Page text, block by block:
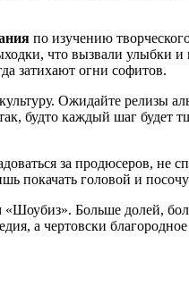
по изучению
что вызвали улыбки
затихают огни софитов.
Ожидайте релизы
будто каждый шаг
за продюсеров, не
покачать головой и
«Шоубиз». Больше долей,
а чертовски